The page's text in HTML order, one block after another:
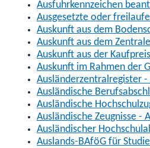
Ausfuhrkennzeichen
Ausgesetzte oder
Auskunft aus dem
Auskunft aus dem
Auskunft aus der
Auskunft im Rahmen der
Ausländerzentralregister
Ausländische
Ausländische
Ausländische Zeugnisse -
Ausländischer
Auslands-BAföG für